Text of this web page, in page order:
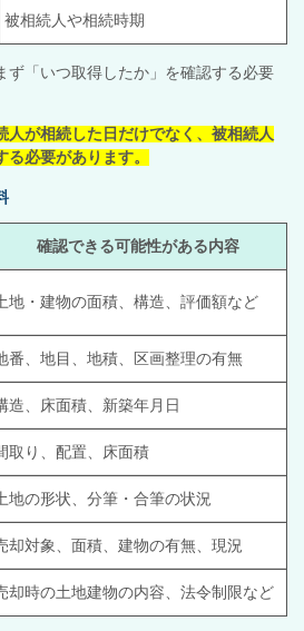
被相続人や相続時期
ず「いつ取得したか」を確認する必要
人が相続した日だけでなく、被相続人
必要があります。
確認できる可能性がある内容
地・建物の面積、構造、評価額など
番、地目、地積、区画整理の有無
造、床面積、新築年月日
取り、配置、床面積
地の形状、分筆・合筆の状況
却対象、面積、建物の有無、現況
却時の土地建物の内容、法令制限など